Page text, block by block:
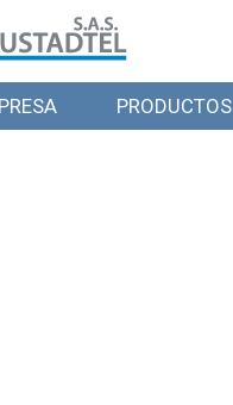
PRODUCTOS